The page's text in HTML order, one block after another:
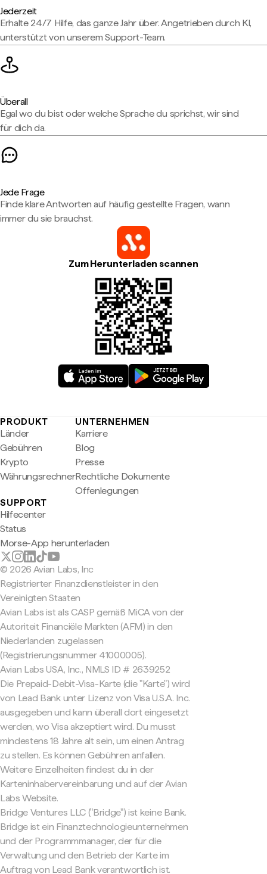
Jederzeit
Erhalte 24/7 Hilfe, das ganze Jahr über. Angetrieben durch KI,
unterstützt von unserem Support-Team.
Überall
Egal wo du bist oder welche Sprache du sprichst, wir sind
für dich da.
Jede Frage
Finde klare Antworten auf häufig gestellte Fragen, wann
immer du sie brauchst.
Zum Herunterladen scannen
PRODUKT
Länder
Gebühren
Krypto
Währungsrechner
UNTERNEHMEN
Karriere
Blog
Presse
Rechtliche Dokumente
Offenlegungen
SUPPORT
Hilfecenter
Status
Morse-App herunterladen
© 2026 Avian Labs, Inc
Registrierter Finanzdienstleister in den
Vereinigten Staaten
Avian Labs ist als CASP gemäß MiCA von der
Autoriteit Financiële Markten (AFM) in den
Niederlanden zugelassen
(Registrierungsnummer 41000005).
Avian Labs USA, Inc., NMLS ID # 2639252
Die Prepaid-Debit-Visa-Karte (die "Karte") wird
von Lead Bank unter Lizenz von Visa U.S.A. Inc.
ausgegeben und kann überall dort eingesetzt
werden, wo Visa akzeptiert wird. Du musst
mindestens 18 Jahre alt sein, um einen Antrag
zu stellen. Es können Gebühren anfallen.
Weitere Einzelheiten findest du in der
Karteninhabervereinbarung und auf der Avian
Labs Website.
Bridge Ventures LLC ("Bridge") ist keine Bank.
Bridge ist ein Finanztechnologieunternehmen
und der Programmmanager, der für die
Verwaltung und den Betrieb der Karte im
Auftrag von Lead Bank verantwortlich ist.